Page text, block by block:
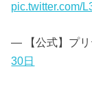
pic.twitter.com/
— 【公式】プリ
30日